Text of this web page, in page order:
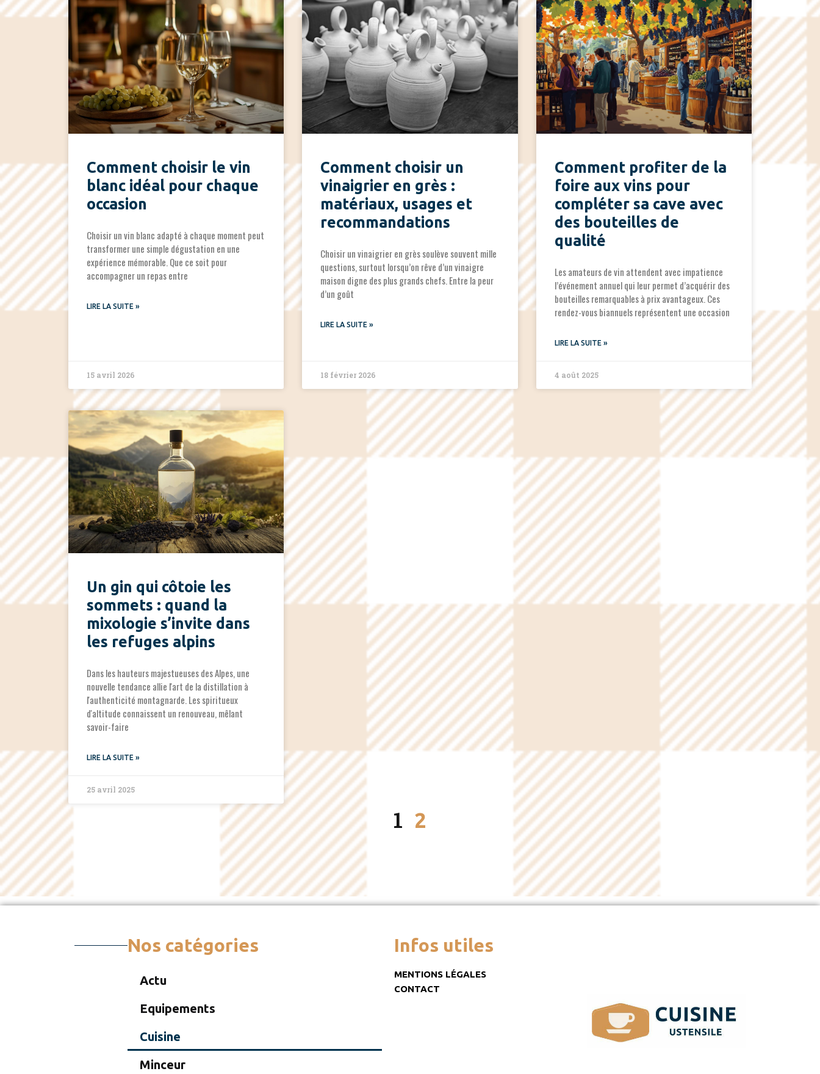
Comment choisir le vin
blanc idéal pour chaque
occasion
Choisir un vin blanc adapté à chaque moment peut
transformer une simple dégustation en une
expérience mémorable. Que ce soit pour
accompagner un repas entre
LIRE LA SUITE »
15 avril 2026
Comment choisir un
vinaigrier en grès :
matériaux, usages et
recommandations
Choisir un vinaigrier en grès soulève souvent mille
questions, surtout lorsqu’on rêve d’un vinaigre
maison digne des plus grands chefs. Entre la peur
d’un goût
LIRE LA SUITE »
18 février 2026
Comment profiter de la
foire aux vins pour
compléter sa cave avec
des bouteilles de
qualité
Les amateurs de vin attendent avec impatience
l’événement annuel qui leur permet d’acquérir des
bouteilles remarquables à prix avantageux. Ces
rendez-vous biannuels représentent une occasion
LIRE LA SUITE »
4 août 2025
Un gin qui côtoie les
sommets : quand la
mixologie s’invite dans
les refuges alpins
Dans les hauteurs majestueuses des Alpes, une
nouvelle tendance allie l'art de la distillation à
l'authenticité montagnarde. Les spiritueux
d'altitude connaissent un renouveau, mêlant
savoir-faire
LIRE LA SUITE »
25 avril 2025
1 2
Nos catégories
Actu
Equipements
Cuisine
Minceur
Infos utiles
MENTIONS LÉGALES
CONTACT